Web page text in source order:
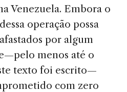
Venezuela. Embora o
operação possa
por algum
menos até o
texto foi escrito—
com zero